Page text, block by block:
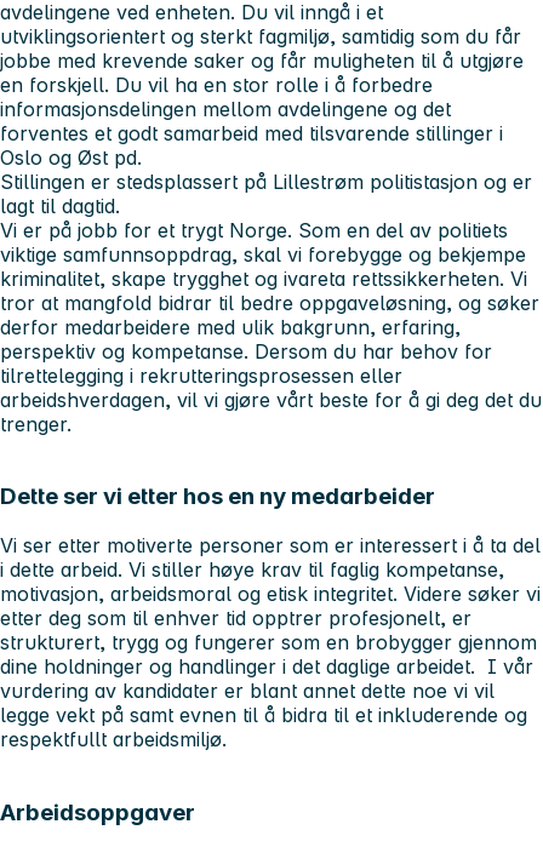
avdelingene ved enheten. Du vil inngå i et
utviklingsorientert og sterkt fagmiljø, samtidig som du får
jobbe med krevende saker og får muligheten til å utgjøre
en forskjell. Du vil ha en stor rolle i å forbedre
informasjonsdelingen mellom avdelingene og det
forventes et godt samarbeid med tilsvarende stillinger i
Oslo og Øst pd.
Stillingen er stedsplassert på Lillestrøm politistasjon og er
lagt til dagtid.
Vi er på jobb for et trygt Norge. Som en del av politiets
viktige samfunnsoppdrag, skal vi forebygge og bekjempe
kriminalitet, skape trygghet og ivareta rettssikkerheten. Vi
tror at mangfold bidrar til bedre oppgaveløsning, og søker
derfor medarbeidere med ulik bakgrunn, erfaring,
perspektiv og kompetanse. Dersom du har behov for
tilrettelegging i rekrutteringsprosessen eller
arbeidshverdagen, vil vi gjøre vårt beste for å gi deg det du
trenger.
Dette ser vi etter hos en ny medarbeider
Vi ser etter motiverte personer som er interessert i å ta del
i dette arbeid. Vi stiller høye krav til faglig kompetanse,
motivasjon, arbeidsmoral og etisk integritet. Videre søker vi
etter deg som til enhver tid opptrer profesjonelt, er
strukturert, trygg og fungerer som en brobygger gjennom
dine holdninger og handlinger i det daglige arbeidet. I vår
vurdering av kandidater er blant annet dette noe vi vil
legge vekt på samt evnen til å bidra til et inkluderende og
respektfullt arbeidsmiljø.
Arbeidsoppgaver